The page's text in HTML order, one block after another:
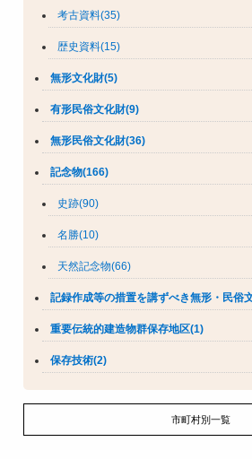
考古資料(35)
歴史資料(15)
無形文化財(5)
有形民俗文化財(9)
無形民俗文化財(36)
記念物(166)
史跡(90)
名勝(10)
天然記念物(66)
記録作成等の措置を講ずべき無形・民俗
重要伝統的建造物群保存地区(1)
保存技術(2)
市町村別一覧